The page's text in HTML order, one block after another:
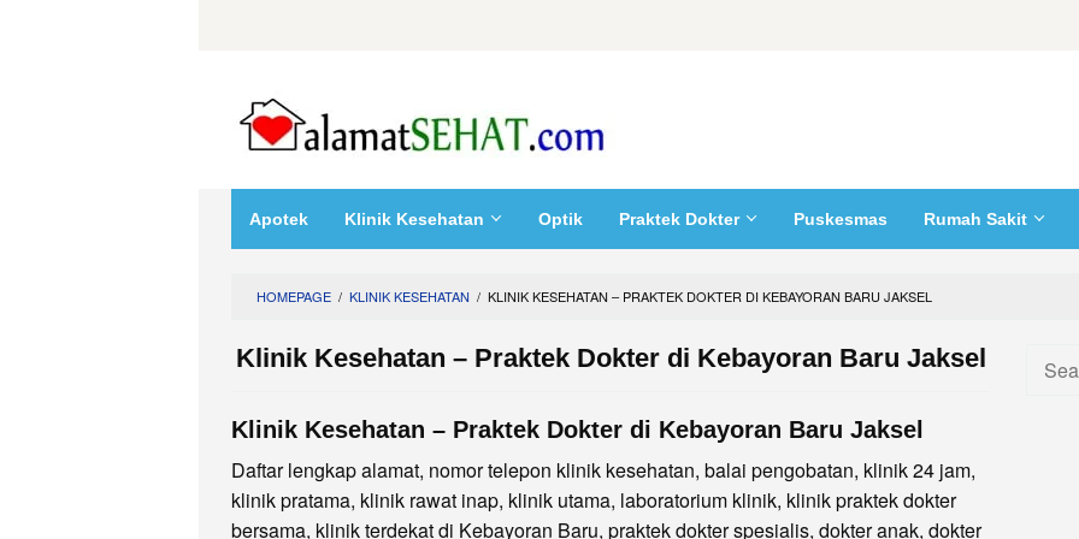
Apotek Klinik Kesehatan Optik Praktek Dokter Puskesmas Rumah Sakit
HOMEPAGE / KLINIK KESEHATAN / KLINIK KESEHATAN – PRAKTEK DOKTER DI KEBAYORAN BARU JAKSEL
Klinik Kesehatan – Praktek Dokter di Kebayoran Baru Jaksel
Klinik Kesehatan – Praktek Dokter di Kebayoran Baru Jaksel
Daftar lengkap alamat, nomor telepon klinik kesehatan, balai pengobatan, klinik 24 jam,
klinik pratama, klinik rawat inap, klinik utama, laboratorium klinik, klinik praktek dokter
bersama, klinik terdekat di Kebayoran Baru, praktek dokter spesialis, dokter anak, dokter